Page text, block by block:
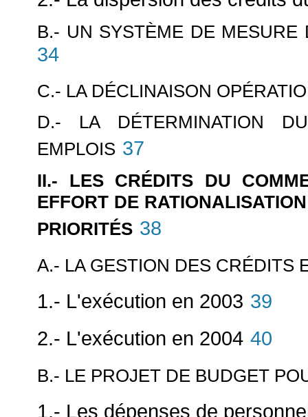
B.- UN SYSTÈME DE MESURE
34
C.- LA DÉCLINAISON
D.- LA DÉTERMINATION
EMPLOIS 37
II.- LES CRÉDITS DU
EFFORT DE
PRIORITÉS 38
A.- LA GESTION DES CRÉDITS
1.- L'exécution en 2003 39
2.- L'exécution en 2004 40
B.- LE PROJET DE BUDGET
1.- Les dépenses de